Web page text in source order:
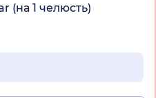
(на 1 челюсть)